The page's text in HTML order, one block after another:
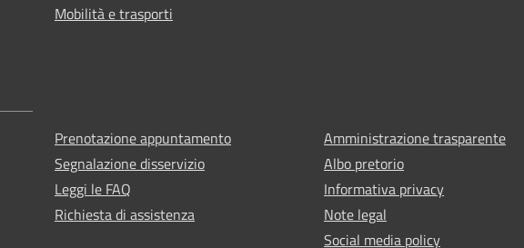
Mobilità e trasporti
Prenotazione appuntamento
Segnalazione disservizio
Leggi le FAQ
Richiesta di assistenza
Amministrazione trasparente
Albo pretorio
Informativa privacy
Note legal
Social media policy